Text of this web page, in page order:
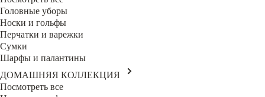
Головные уборы
Носки и гольфы
Перчатки и варежки
Сумки
Шарфы и палантины
ДОМАШНЯЯ КОЛЛЕКЦИЯ
Посмотреть все